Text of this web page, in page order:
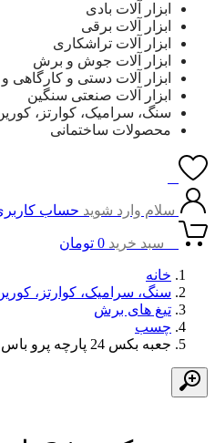
ابزار آلات بادی
ابزار آلات برقی
ابزار آلات تراشکاری
ابزار آلات جوش و برش
ابزار آلات دستی و کارگاهی
ابزار آلات صنعتی سنگین
سنگ، سرامیک، کوارتز،
محصولات ساختمانی
سلام وارد شوید حساب
سبد خرید 0 تومان
خانه
سنگ، سرامیک، کوارتز،
تیغ های برش
چسب
جعبه بکس 24 پارچه پرو باس مدل 24pcs-PB